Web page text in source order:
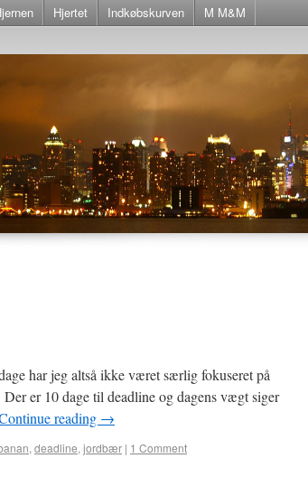
Hjertet Indkøbskurven M M&M
har jeg altså ikke været særlig fokuseret på
er 10 dage til deadline og dagens vægt siger
reading →
, deadline, jordbær | 1 Comment